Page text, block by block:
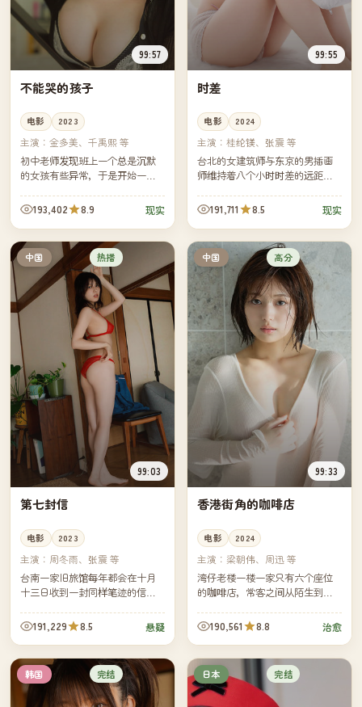
99:57
不能哭的孩子
电影 2023
主演： 金多美、千禹熙 等
初中老师发现班上一个总是沉默
的女孩有些异常，于是开始一个
把整个青春期的暗角揭得清清楚
楚。
193,402 8.9 现实
99:55
时差
电影 2024
主演：桂纶镁、张震 等
台北的女建筑师与东京的男插画
师维持着八个小时时差的远距离
录每天三件小事，约定在第三百
六十五天交换日记。
191,711 8.5 现实
中国 热播
99:03
第七封信
电影 2023
主演： 周冬雨、张震 等
台南一家旧旅馆每年都会在十月
十三日收到一封同样笔迹的信。
回信——但他并不知道收信人是
不是同一个人。
191,229 8.5 悬疑
中国 高分
99:33
香港街角的咖啡店
电影 2024
主演： 梁朝伟、周迅 等
湾仔老楼一楼一家只有六个座位
的咖啡店，常客之间从陌生到熟
除，老板决定为这十年里每一位
常客做一张属于他们的咖啡卡
片。
190,561 8.8 治愈
韩国 完结 日本 完结